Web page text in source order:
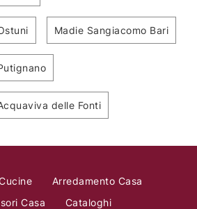
Madie Sangiacomo Bari
delle Fonti
Arredamento Casa
Casa
Cataloghi